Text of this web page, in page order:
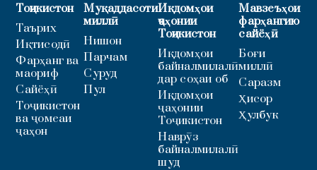
Тоҷикистон
Таърих
Иқтисодӣ
Фарҳанг ва
маориф
Сайёҳӣ
Тоҷикистон
ва ҷомеаи
ҷаҳон
Муқаддасоти
миллӣ
Нишон
Парчам
Суруд
Пул
Иқдомҳои
ҷаҳонии
Тоҷикистон
Иқдомҳои
байналмилалӣ
дар соҳаи об
Иқдомҳои
ҷаҳонии
Тоҷикистон
Наврӯз
байналмилалӣ
шуд
Мавзеъҳои
фарҳангию
сайёҳӣ
Боғи
миллӣ
Саразм
Ҳисор
Ҳулбук